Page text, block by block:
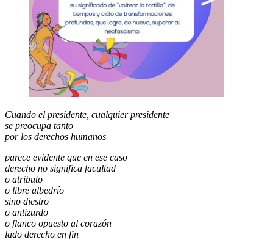
Cuando el presidente, cualquier presidente
se preocupa tanto
por los derechos humanos
parece evidente que en ese caso
derecho no significa facultad
o atributo
o libre albedrío
sino diestro
o antizurdo
o flanco opuesto al corazón
lado derecho en fin